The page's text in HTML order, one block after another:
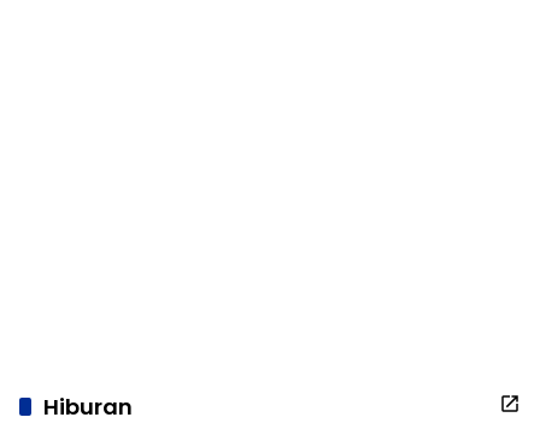
Hiburan